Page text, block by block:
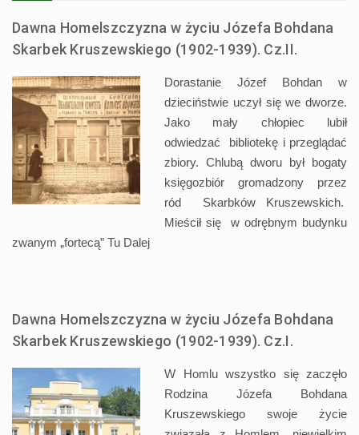
Dawna Homelszczyzna w życiu Józefa Bohdana
Skarbek Kruszewskiego (1902-1939). Cz.II.
Dorastanie Józef Bohdan w
dzieciństwie uczył się we dworze.
Jako mały chłopiec lubił
odwiedzać bibliotekę i przeglądać
zbiory. Chlubą dworu był bogaty
księgozbiór gromadzony przez
ród Skarbków Kruszewskich.
Mieścił się w odrębnym budynku
zwanym „fortecą” Tu Dalej
Dawna Homelszczyzna w życiu Józefa Bohdana
Skarbek Kruszewskiego (1902-1939). Cz.I.
W Homlu wszystko się zaczęło
Rodzina Józefa Bohdana
Kruszewskiego swoje życie